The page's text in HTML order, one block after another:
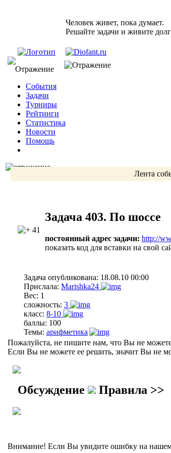
Человек живет, пока думает.
Решайте задачи и живите
События
Задачи
Турниры
Рейтинги
Статистика
Новости
Помощь
Лента
41
Задача 403. По шоссе
постоянный адрес задачи: http://
показать код для вставки на свой
Задача опубликована: 18.08.10 00:00
Прислала: Marishka24
Вес: 1
сложность: 3
класс: 8-10
баллы: 100
Темы: арифметика
Пожалуйста, не пишите нам, что Вы не можете
Если Вы не можете ее решить, значит Вы не
Обсуждение Правила >>
Внимание! Если Вы увидите ошибку на нашем